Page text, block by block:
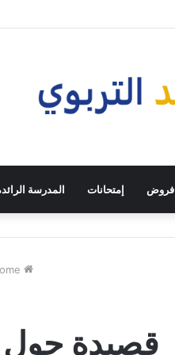
فروض إمتحانات المدرسة
قصيدة حول